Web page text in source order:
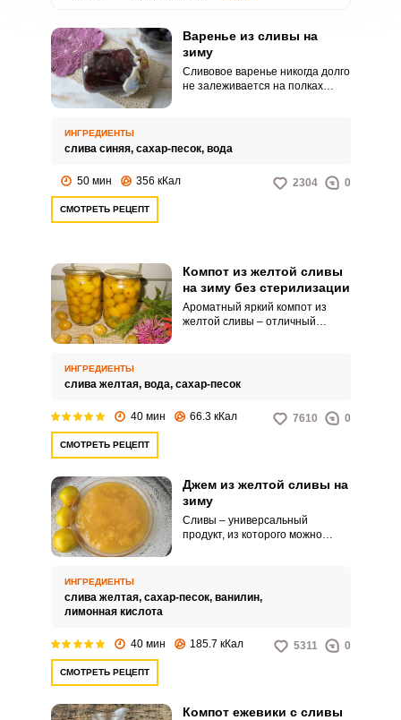
Варенье из сливы на
зиму
Сливовое варенье никогда долго
не залеживается на полках
нежной консистенции,
потрясающего вкуса и
ИНГРЕДИЕНТЫ
слива синяя, сахар-песок, вода
50 мин 356 кКал 2304 0
СМОТРЕТЬ РЕЦЕПТ
Компот из желтой сливы
на зиму без стерилизации
Ароматный яркий компот из
желтой сливы – отличный
вкус, а для придания напитку
легкой кислинки можете
лимонной кислоты, на кончике
ИНГРЕДИЕНТЫ
слива желтая, вода, сахар-песок
40 мин 66.3 кКал 7610 0
СМОТРЕТЬ РЕЦЕПТ
Джем из желтой сливы на
зиму
Сливы – универсальный
продукт, из которого можно
приготовлением нежного по
консистенции и очень
ИНГРЕДИЕНТЫ
слива желтая, сахар-песок, ванилин,
лимонная кислота
40 мин 185.7 кКал 5311 0
СМОТРЕТЬ РЕЦЕПТ
Компот ежевики с сливы